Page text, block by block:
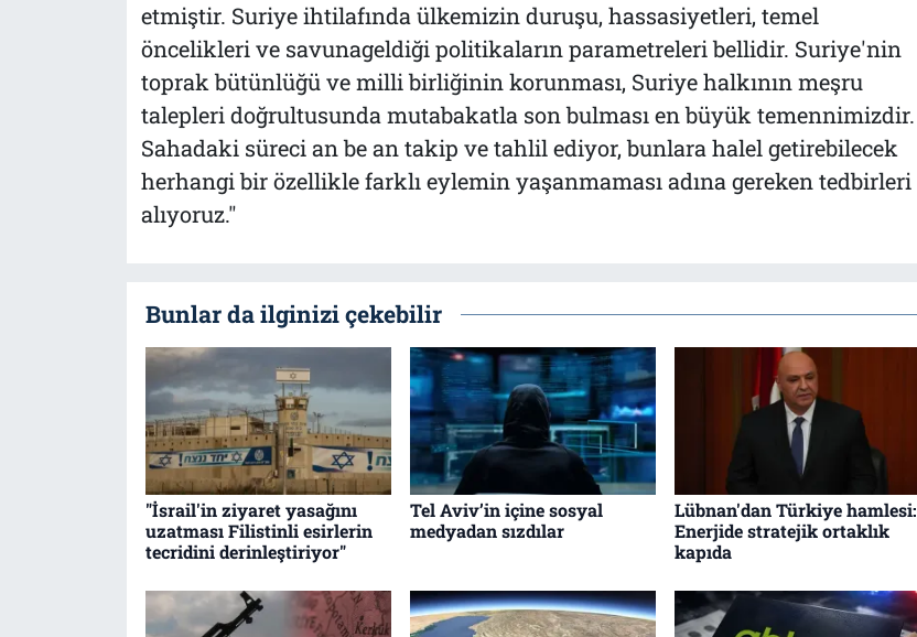
etmiştir. Suriye ihtilafında ülkemizin duruşu, hassasiyetleri, temel
öncelikleri ve savunageldiği politikaların parametreleri bellidir. Suriye'nin
toprak bütünlüğü ve milli birliğinin korunması, Suriye halkının meşru
talepleri doğrultusunda mutabakatla son bulması en büyük temennimizdir.
Sahadaki süreci an be an takip ve tahlil ediyor, bunlara halel getirebilecek
herhangi bir özellikle farklı eylemin yaşanmaması adına gereken tedbirleri
alıyoruz."
Bunlar da ilginizi çekebilir
"İsrail'in ziyaret yasağını
uzatması Filistinli esirlerin
tecridini derinleştiriyor"
Tel Aviv’in içine sosyal
medyadan sızdılar
Lübnan'dan Türkiye hamlesi:
Enerjide stratejik ortaklık
kapıda